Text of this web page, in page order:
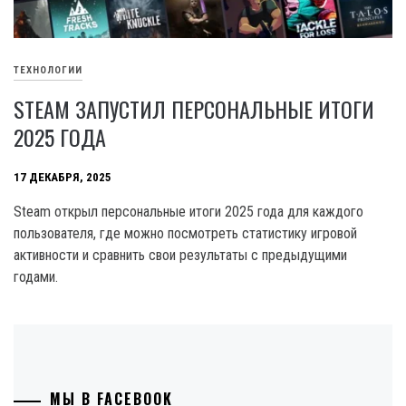
ТЕХНОЛОГИИ
STEAM ЗАПУСТИЛ ПЕРСОНАЛЬНЫЕ ИТОГИ
2025 ГОДА
17 ДЕКАБРЯ, 2025
Steam открыл персональные итоги 2025 года для каждого
пользователя, где можно посмотреть статистику игровой
активности и сравнить свои результаты с предыдущими
годами.
МЫ В FACEBOOK